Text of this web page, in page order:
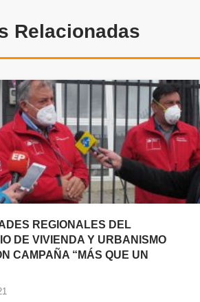
Relacionadas
REGIONALES DEL
DE VIVIENDA Y URBANISMO
CAMPAÑA “MÁS QUE UN